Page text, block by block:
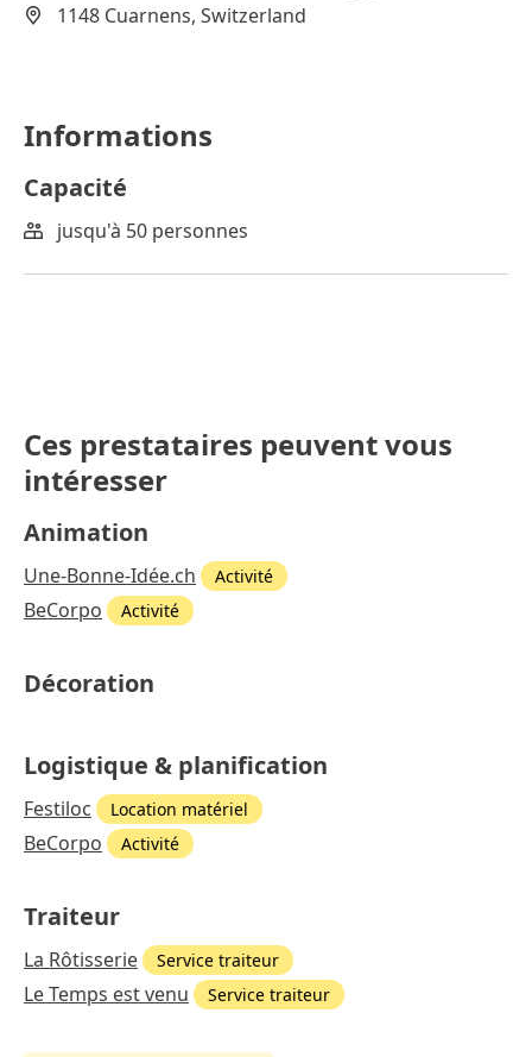
1148 Cuarnens, Switzerland
Informations
Capacité
jusqu'à 50 personnes
Ces prestataires peuvent vous
intéresser
Animation
Une-Bonne-Idée.ch Activité
BeCorpo Activité
Décoration
Logistique & planification
Festiloc Location matériel
BeCorpo Activité
Traiteur
La Rôtisserie Service traiteur
Le Temps est venu Service traiteur